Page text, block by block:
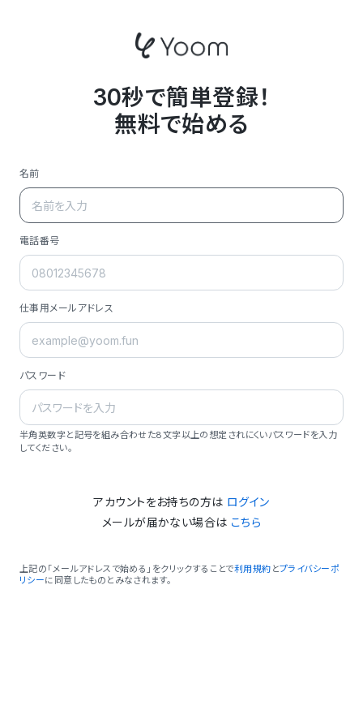
30秒で簡単登録！
無料で始める
名前
電話番号
仕事用メールアドレス
パスワード
半角英数字と記号を組み合わせた8文字以上の想定されにくいパスワードを入力
してください。
アカウントをお持ちの方は ログイン
メールが届かない場合は こちら
上記の「メールアドレスで始める」をクリックすることで利用規約 とプライバシーポ
リシーに同意したものとみなされます。